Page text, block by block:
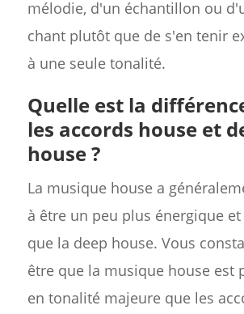
mélodie, d'un échantillon ou
chant plutôt que de s'en tenir
à une seule tonalité.
Quelle est la
les accords house et
house ?
La musique house a
à être un peu plus énergique
que la deep house. Vous
être que la musique house est
en tonalité majeure que les